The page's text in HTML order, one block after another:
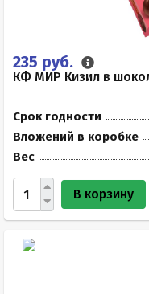
235 руб.
КФ МИР Кизил в
Срок годности
Вложений в коробке
Вес
В корзину